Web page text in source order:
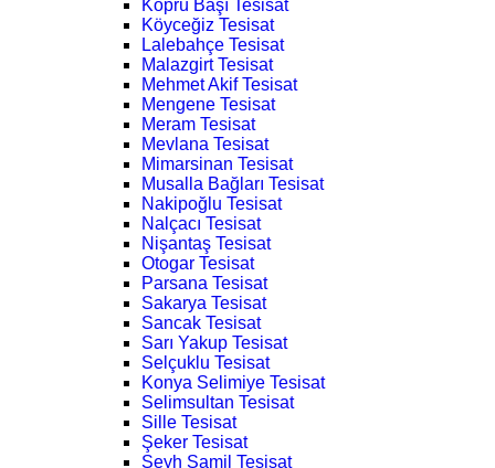
Köprü Başı Tesisat
Köyceğiz Tesisat
Lalebahçe Tesisat
Malazgirt Tesisat
Mehmet Akif Tesisat
Mengene Tesisat
Meram Tesisat
Mevlana Tesisat
Mimarsinan Tesisat
Musalla Bağları Tesisat
Nakipoğlu Tesisat
Nalçacı Tesisat
Nişantaş Tesisat
Otogar Tesisat
Parsana Tesisat
Sakarya Tesisat
Sancak Tesisat
Sarı Yakup Tesisat
Selçuklu Tesisat
Konya Selimiye Tesisat
Selimsultan Tesisat
Sille Tesisat
Şeker Tesisat
Şeyh Şamil Tesisat